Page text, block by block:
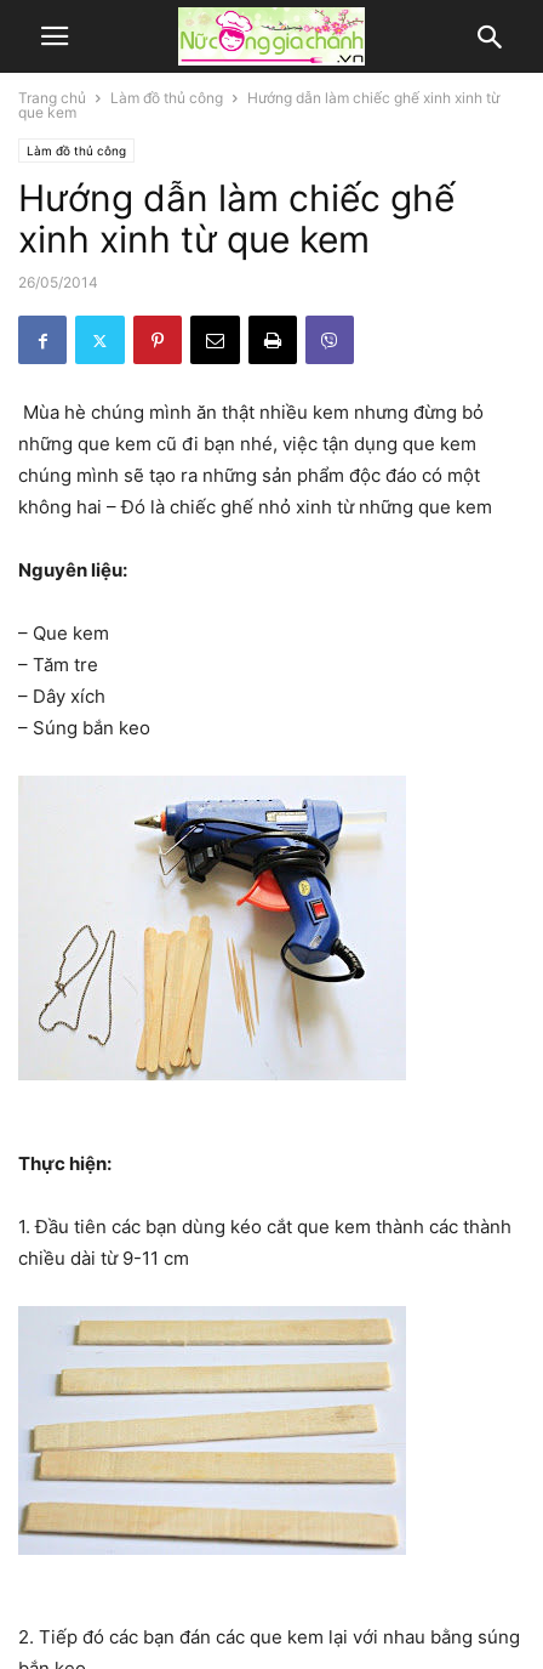
Trang chủ Làm đồ thủ công
Hướng dẫn làm chiếc ghế xinh xinh từ
que kem
Làm đồ thủ công
Hướng dẫn làm chiếc ghế
xinh xinh từ que kem
26/05/2014
Mùa hè chúng mình ăn thật nhiều kem nhưng đừng bỏ
những que kem cũ đi bạn nhé, việc tận dụng que kem
chúng mình sẽ tạo ra những sản phẩm độc đáo có một
không hai – Đó là chiếc ghế nhỏ xinh từ những que kem
Nguyên liệu:
– Que kem
– Tăm tre
– Dây xích
– Súng bắn keo
Thực hiện:
1. Đầu tiên các bạn dùng kéo cắt que kem thành các thành
chiều dài từ 9-11 cm
2. Tiếp đó các bạn đán các que kem lại với nhau bằng súng